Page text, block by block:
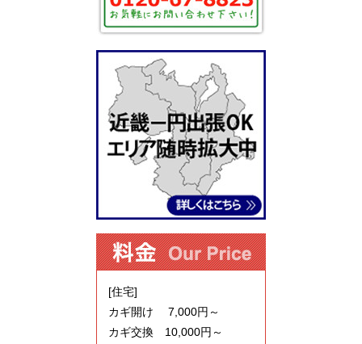
[住宅]
カギ開け 7,000円～
カギ交換 10,000円～